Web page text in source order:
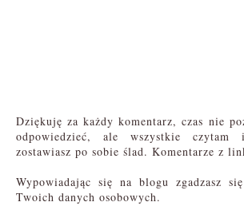
Dziękuję za każdy komentarz, czas nie
odpowiedzieć, ale wszystkie
zostawiasz po sobie ślad. Komentarze z
Wypowiadając się na blogu zgadzasz
Twoich danych osobowych.